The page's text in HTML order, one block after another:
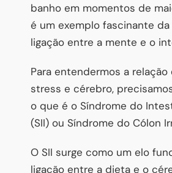
banho em momentos de
é um exemplo fascinante
ligação entre a mente e o
Para entendermos a
stress e cérebro,
o que é o Síndrome do
(SII) ou Síndrome do Cólon
O SII surge como um elo
ligação entre a dieta e o